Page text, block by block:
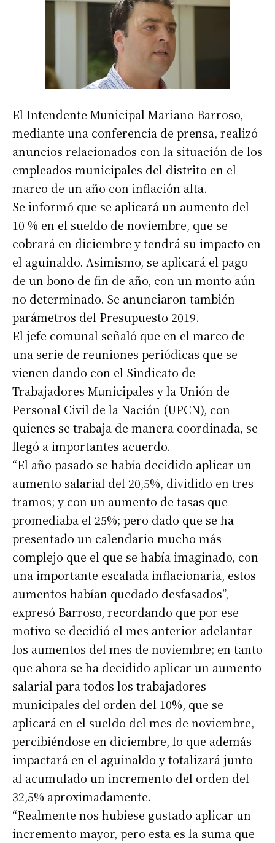
El Intendente Municipal Mariano Barroso,
mediante una conferencia de prensa, realizó
anuncios relacionados con la situación de los
empleados municipales del distrito en el
marco de un año con inflación alta.
Se informó que se aplicará un aumento del
10 % en el sueldo de noviembre, que se
cobrará en diciembre y tendrá su impacto en
el aguinaldo. Asimismo, se aplicará el pago
de un bono de fin de año, con un monto aún
no determinado. Se anunciaron también
parámetros del Presupuesto 2019.
El jefe comunal señaló que en el marco de
una serie de reuniones periódicas que se
vienen dando con el Sindicato de
Trabajadores Municipales y la Unión de
Personal Civil de la Nación (UPCN), con
quienes se trabaja de manera coordinada, se
llegó a importantes acuerdo.
“El año pasado se había decidido aplicar un
aumento salarial del 20,5%, dividido en tres
tramos; y con un aumento de tasas que
promediaba el 25%; pero dado que se ha
presentado un calendario mucho más
complejo que el que se había imaginado, con
una importante escalada inflacionaria, estos
aumentos habían quedado desfasados”,
expresó Barroso, recordando que por ese
motivo se decidió el mes anterior adelantar
los aumentos del mes de noviembre; en tanto
que ahora se ha decidido aplicar un aumento
salarial para todos los trabajadores
municipales del orden del 10%, que se
aplicará en el sueldo del mes de noviembre,
percibiéndose en diciembre, lo que además
impactará en el aguinaldo y totalizará junto
al acumulado un incremento del orden del
32,5% aproximadamente.
“Realmente nos hubiese gustado aplicar un
incremento mayor, pero esta es la suma que